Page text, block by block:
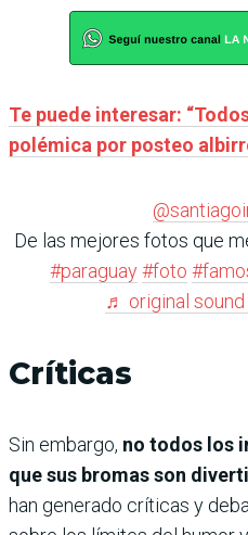
Te puede interesar:
polémica por posteo
De las mejores fotos que
#paraguay#foto
♬ original sound
Críticas
Sin embargo, no todos los
que sus bromas son
han generado críticas y